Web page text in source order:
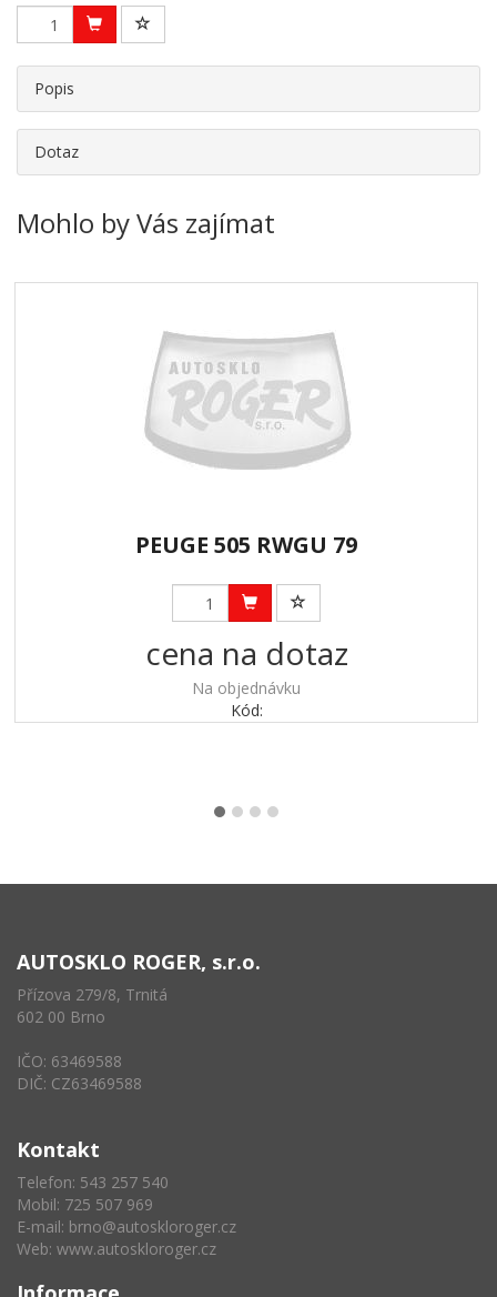
Popis
Dotaz
Mohlo by Vás zajímat
PEUGE 505 RWGU 79
cena na dotaz
Na objednávku
Kód:
AUTOSKLO ROGER, s.r.o.
Přízova 279/8, Trnitá
602 00 Brno
IČO: 63469588
DIČ: CZ63469588
Kontakt
Telefon: 543 257 540
Mobil: 725 507 969
E-mail: brno@autoskloroger.cz
Web: www.autoskloroger.cz